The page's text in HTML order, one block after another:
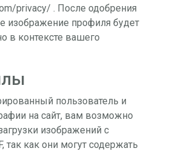
privacy/ . После одобрения
изображение профиля будет
в контексте вашего
пользователь и
на сайт, вам возможно
изображений с
так как они могут содержать